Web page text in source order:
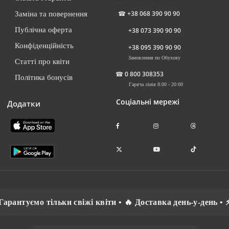
Заміна та повернення
Публічна оферта
Конфіденційність
Статті про квіти
Політика бонусів
Додатки
☎ +38 068 390 90 90
+38 073 390 90 90
+38 095 390 90 90
Замовлення по Обухову
☎ 0 800 308353
Гаряча лінія 8:00 - 20:00
Соціальні мережі
тільки свіжі квіти • 🔥 Доставка день-у-день • ⚡